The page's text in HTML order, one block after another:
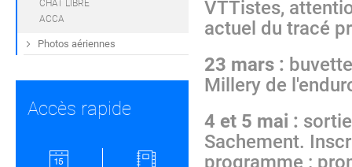
VTTistes,
actuel du tracé
23 mars :
Millery de
4 et 5 mai :
Sachement.
programme :
CHAT LIBRE
ACCA
Photos aériennes
Accès rapide